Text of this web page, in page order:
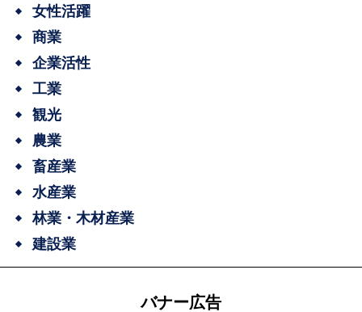
女性活躍
商業
企業活性
工業
観光
農業
畜産業
水産業
林業・木材産業
建設業
バナー広告